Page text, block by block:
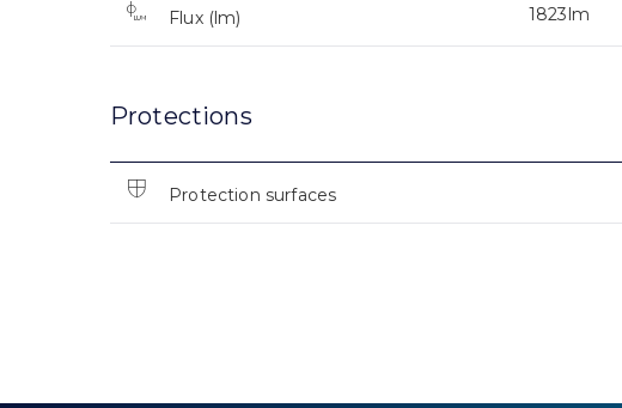
Flux (lm) 1823lm
Protections
Protection surfaces